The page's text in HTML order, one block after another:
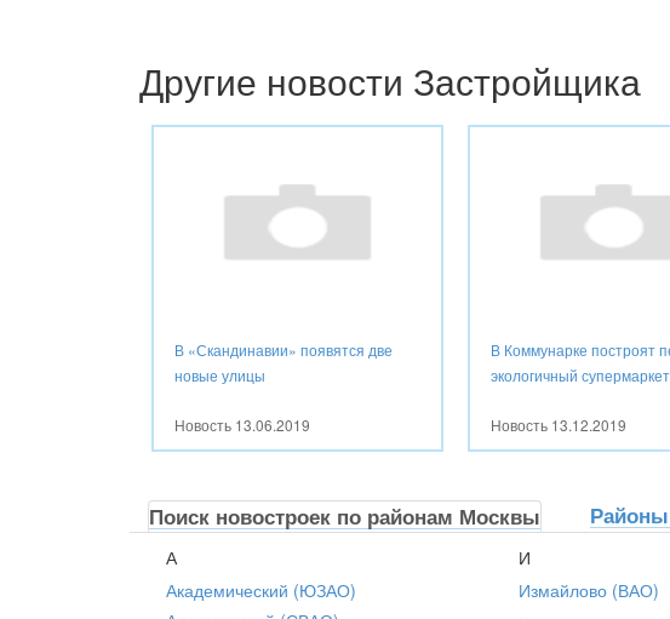
Другие новости Застройщика
В «Скандинавии» появятся две
новые улицы
Новость 13.06.2019
В Коммунарке построят
экологичный супермаркет
Новость 13.12.2019
Поиск новостроек по районам Москвы
А
Академический (ЮЗАО)
И
Измайлово (ВАО)